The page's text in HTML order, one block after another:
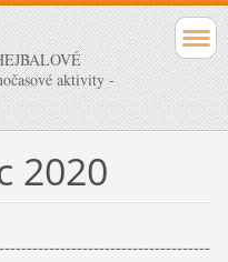
aktivity -
2020